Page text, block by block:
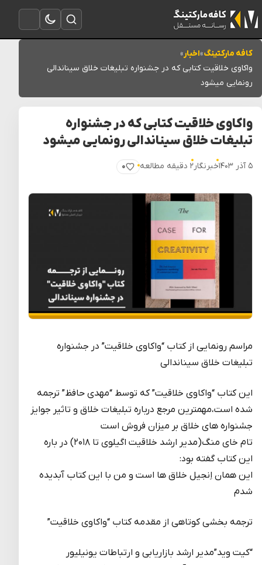
باز کردن منو
تغییر به حالت تاریک
باز کردن جستجو
کافه مارکتینگ»اخبار»
واکاوی خلاقیت کتابی که در جشنواره تبلیغات خلاق سیناندالی
رونمایی میشود
واکاوی خلاقیت کتابی که در جشنواره
تبلیغات خلاق سیناندالی رونمایی میشود
۵ آذر ۱۴۰۳ خبرنگار۲ دقیقه مطالعه ۰
پسندیدن
مراسم رونمایی از کتاب “واکاوی خلاقیت” در جشنواره
تبلیغات خلاق سیناندالی
این کتاب “واکاوی خلاقیت” که توسط “مهدی حافظ” ترجمه
شده است،مهمترین مرجع درباره تبلیغات خلاق و تاثیر جوایز
جشنواره های خلاق بر میزان فروش است
تام خاى منگ(مدیر ارشد خلاقیت اگیلوى تا ۲۰۱۸) در باره
این کتاب گفته بود:
این همان اِنجیل خلاق ها است و من با این کتاب آبدیده
شدم
ترجمه بخشی کوتاهی از مقدمه کتاب “واکاوی خلاقیت”
“کیت وید”مدیر ارشد بازاریابی و ارتباطات یونیلیور